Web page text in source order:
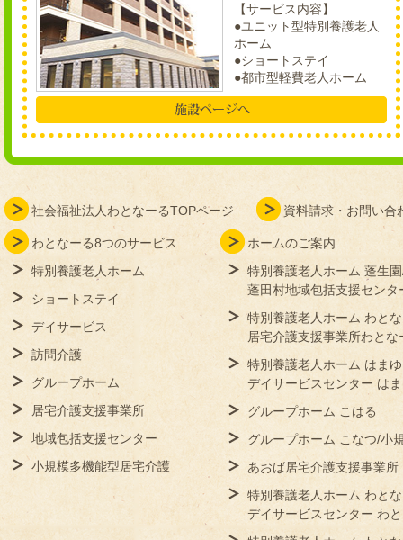
【サービス内容】
●ユニット型特別養護老人
ホーム
●ショートステイ
●都市型軽費老人ホーム
社会福祉法人わとなーるTOPページ 資料請求・お問い合
わとなーる8つのサービス
特別養護老人ホーム
ショートステイ
デイサービス
訪問介護
グループホーム
居宅介護支援事業所
地域包括支援センター
小規模多機能型居宅介護
ホームのご案内
特別養護老人ホーム 蓬生
蓬田村地域包括支援センタ
特別養護老人ホーム わと
居宅介護支援事業所わとな
特別養護老人ホーム はま
デイサービスセンター は
グループホーム こはる
グループホーム こなつ/小
あおば居宅介護支援事業所
特別養護老人ホーム わと
デイサービスセンター わ